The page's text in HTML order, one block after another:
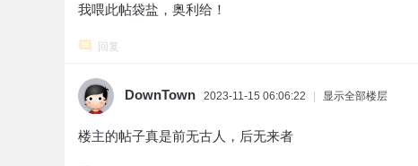
我喂此帖袋盐，奥利给！
回复
DownTown 2023-11-15 06:06:22 显示全部楼层
楼主的帖子真是前无古人，后无来者